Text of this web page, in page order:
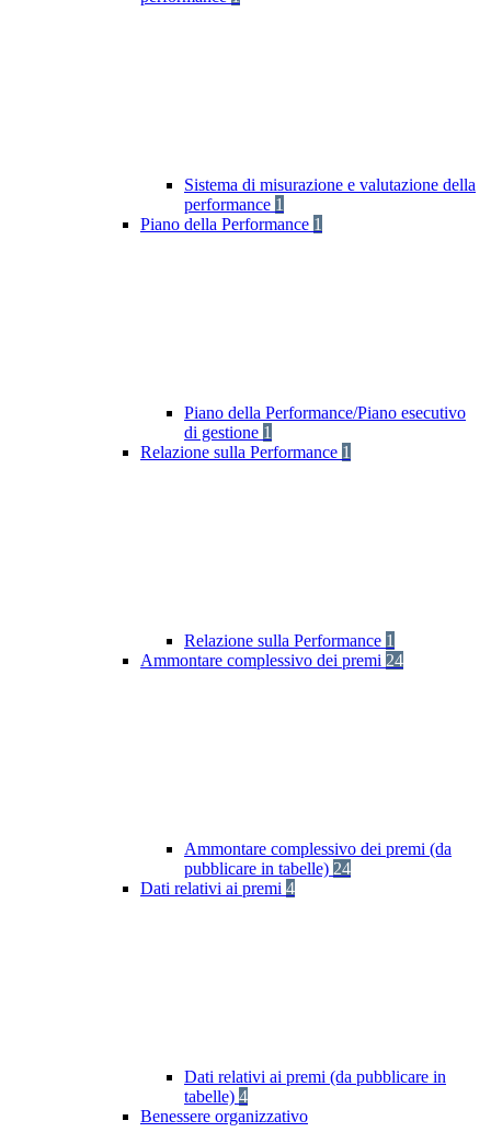
Sistema di misurazione e valutazione della
performance 1
Piano della Performance 1
Piano della Performance/Piano esecutivo
di gestione 1
Relazione sulla Performance 1
Relazione sulla Performance 1
Ammontare complessivo dei premi 24
Ammontare complessivo dei premi (da
pubblicare in tabelle) 24
Dati relativi ai premi 4
Dati relativi ai premi (da pubblicare in
tabelle) 4
Benessere organizzativo